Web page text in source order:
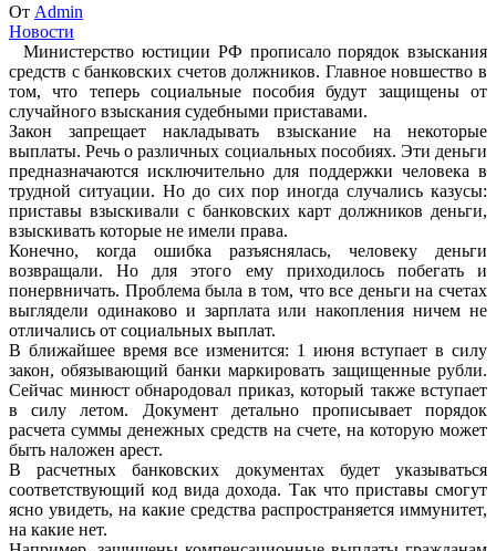
От Admin
Новости
Министерство юстиции РФ прописало порядок взыскания
средств с банковских счетов должников. Главное новшество в
том, что теперь социальные пособия будут защищены от
случайного взыскания судебными приставами.
Закон запрещает накладывать взыскание на некоторые
выплаты. Речь о различных социальных пособиях. Эти деньги
предназначаются исключительно для поддержки человека в
трудной ситуации. Но до сих пор иногда случались казусы:
приставы взыскивали с банковских карт должников деньги,
взыскивать которые не имели права.
Конечно, когда ошибка разъяснялась, человеку деньги
возвращали. Но для этого ему приходилось побегать и
понервничать. Проблема была в том, что все деньги на счетах
выглядели одинаково и зарплата или накопления ничем не
отличались от социальных выплат.
В ближайшее время все изменится: 1 июня вступает в силу
закон, обязывающий банки маркировать защищенные рубли.
Сейчас минюст обнародовал приказ, который также вступает
в силу летом. Документ детально прописывает порядок
расчета суммы денежных средств на счете, на которую может
быть наложен арест.
В расчетных банковских документах будет указываться
соответствующий код вида дохода. Так что приставы смогут
ясно увидеть, на какие средства распространяется иммунитет,
на какие нет.